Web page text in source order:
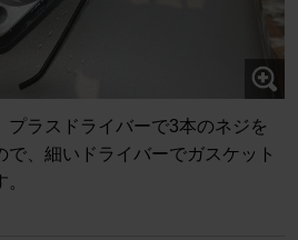
プラスドライバーで3本のネジを
、細いドライバーでガスケット